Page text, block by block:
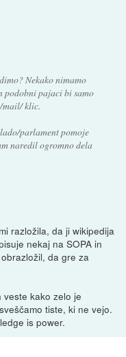
Nekako nimamo
podobni pajaci bi samo
mail/ klic.
parlament pomoje
naredil ogromno dela
razložila, da ji wikipedija
nekaj na SOPA in
da gre za
veste kako zelo je
tiste, ki ne vejo.
is power.